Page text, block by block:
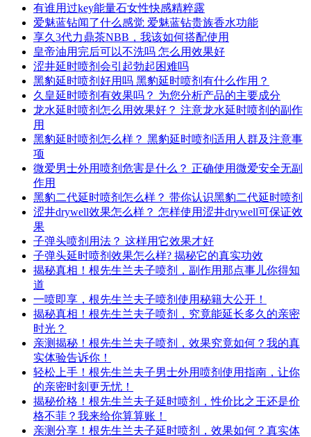
有谁用过key能量石女性快感精粹露
爱魅蓝钻闻了什么感觉 爱魅蓝钻贵族香水功能
享久3代力鼎茶NBB，我该如何搭配使用
皇帝油用完后可以不洗吗 怎么用效果好
涩井延时喷剂会引起勃起困难吗
黑豹延时喷剂好用吗 黑豹延时喷剂有什么作用？
久皇延时喷剂有效果吗？ 为您分析产品的主要成分
龙水延时喷剂怎么用效果好？ 注意龙水延时喷剂的副作
用
黑豹延时喷剂怎么样？ 黑豹延时喷剂适用人群及注意事
项
微爱男士外用喷剂危害是什么？ 正确使用微爱安全无副
作用
黑豹二代延时喷剂怎么样？ 带你认识黑豹二代延时喷剂
涩井drywell效果怎么样？ 怎样使用涩井drywell可保证效
果
子弹头喷剂用法？ 这样用它效果才好
子弹头延时喷剂效果怎么样? 揭秘它的真实功效
揭秘真相！根先生兰夫子喷剂，副作用那点事儿你得知
道
一喷即享，根先生兰夫子喷剂使用秘籍大公开！
揭秘真相！根先生兰夫子喷剂，究竟能延长多久的亲密
时光？
亲测揭秘！根先生兰夫子喷剂，效果究竟如何？我的真
实体验告诉你！
轻松上手！根先生兰夫子男士外用喷剂使用指南，让你
的亲密时刻更无忧！
揭秘价格！根先生兰夫子延时喷剂，性价比之王还是价
格不菲？我来给你算算账！
亲测分享！根先生兰夫子延时喷剂，效果如何？真实体